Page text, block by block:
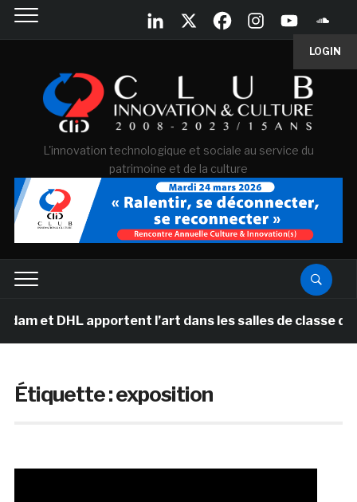
LOGIN
L'innovation technologique et sociale au service du
patrimoine et de la culture
DHL apportent l’art dans les salles de classe des
Étiquette :exposition